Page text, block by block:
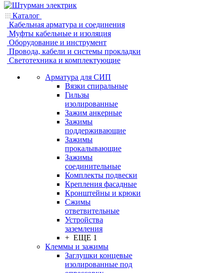
Каталог
Кабельная арматура и соединения
Муфты кабельные и изоляция
Оборудование и инструмент
Провода, кабели и системы прокладки
Светотехника и комплектующие
Арматура для СИП
Вязки спиральные
Гильзы
изолированные
Зажим анкерные
Зажимы
поддерживающие
Зажимы
прокалывающие
Зажимы
соединительные
Комплекты подвески
Крепления фасадные
Кронштейны и крюки
Сжимы
ответвительные
Устройства
заземления
+ ЕЩЕ 1
Клеммы и зажимы
Заглушки концевые
изолированные под